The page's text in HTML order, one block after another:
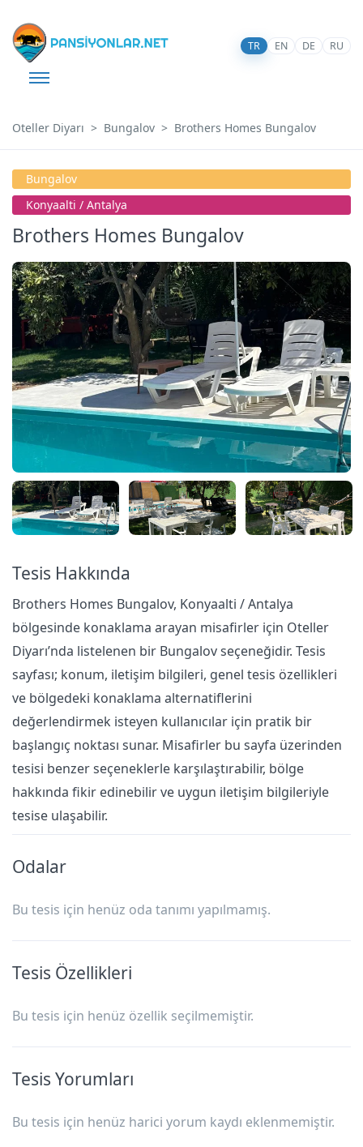
TR EN DE RU
Oteller Diyarı Bungalov Brothers Homes Bungalov
Bungalov
Konyaalti / Antalya
Brothers Homes Bungalov
Tesis Hakkında
Brothers Homes Bungalov, Konyaalti / Antalya
bölgesinde konaklama arayan misafirler için Oteller
Diyarı’nda listelenen bir Bungalov seçeneğidir. Tesis
sayfası; konum, iletişim bilgileri, genel tesis özellikleri
ve bölgedeki konaklama alternatiflerini
değerlendirmek isteyen kullanıcılar için pratik bir
başlangıç noktası sunar. Misafirler bu sayfa üzerinden
tesisi benzer seçeneklerle karşılaştırabilir, bölge
hakkında fikir edinebilir ve uygun iletişim bilgileriyle
tesise ulaşabilir.
Odalar
Bu tesis için henüz oda tanımı yapılmamış.
Tesis Özellikleri
Bu tesis için henüz özellik seçilmemiştir.
Tesis Yorumları
Bu tesis için henüz harici yorum kaydı eklenmemiştir.